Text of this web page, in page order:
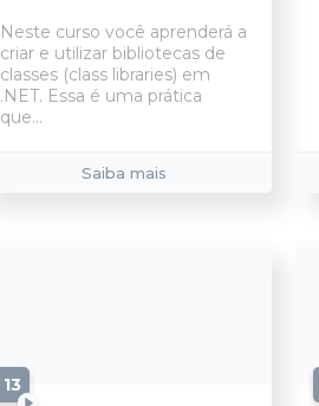
Neste curso você aprenderá a
criar e utilizar bibliotecas de
classes (class libraries) em
.NET. Essa é uma prática
que...
Saiba mais
13